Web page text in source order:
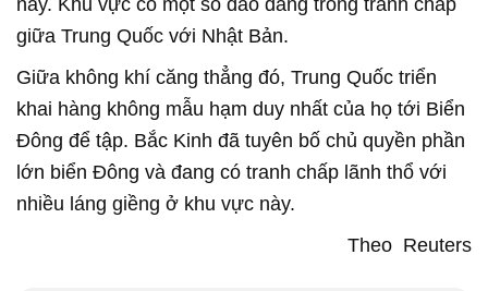
này. Khu vực có một số đảo đang trong tranh chấp
giữa Trung Quốc với Nhật Bản.
Giữa không khí căng thẳng đó, Trung Quốc triển
khai hàng không mẫu hạm duy nhất của họ tới Biển
Đông để tập. Bắc Kinh đã tuyên bố chủ quyền phần
lớn biển Đông và đang có tranh chấp lãnh thổ với
nhiều láng giềng ở khu vực này.
Theo Reuters